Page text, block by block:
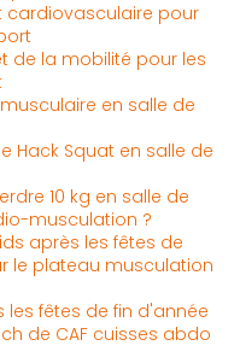
cardiovasculaire pour
de la mobilité pour les
en salle de
Hack Squat en salle de
10 kg en salle de
musculation ?
après les fêtes de
le plateau musculation
les fêtes de fin d'année
de CAF cuisses abdo